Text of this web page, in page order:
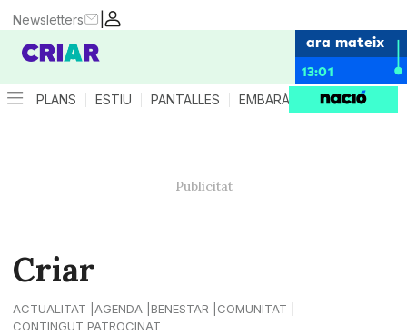
|
Newsletters
ara mateix
13:01
PLANS ESTIU PANTALLES EMBARÀS CRIANÇA
Criar
ACTUALITAT AGENDA BENESTAR
COMUNITAT
CONTINGUT PATROCINAT